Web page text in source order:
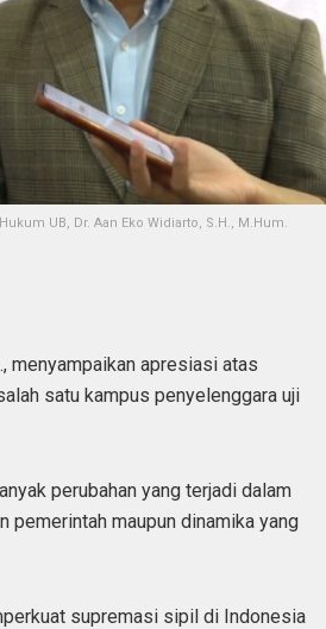
UB, Dr. Aan Eko Widiarto, S.H., M.Hum.
menyampaikan apresiasi atas
satu kampus penyelenggara uji
perubahan yang terjadi dalam
pemerintah maupun dinamika yang
supremasi sipil di Indonesia